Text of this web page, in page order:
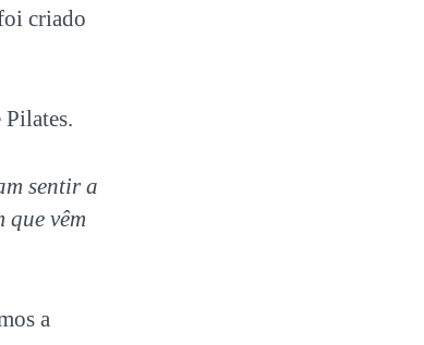
criado
sentir a
vêm
a